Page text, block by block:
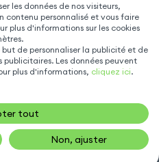
NOUS
les données de nos visiteurs,
contenu personnalisé et vous faire
plus d'informations sur les cookies
de personnaliser la publicité et de
Les données peuvent
plus d'informations, cliquez ici.
tout
Non, ajuster